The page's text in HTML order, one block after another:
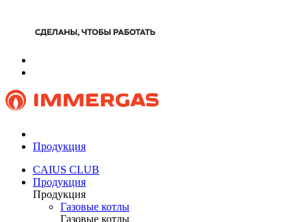
Продукция
CAIUS CLUB
Продукция
Продукция
Газовые котлы
Газовые котлы